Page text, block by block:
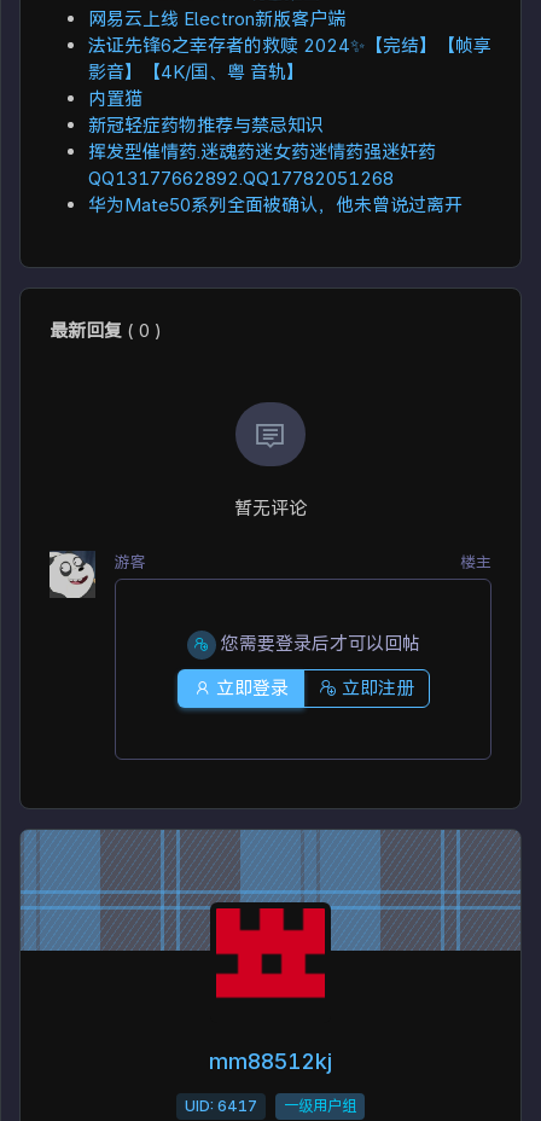
网易云上线 Electron新版客户端
法证先锋6之幸存者的救赎 2024✨【完结】【帧享
影音】【4K/国、粤 音轨】
内置猫
新冠轻症药物推荐与禁忌知识
挥发型催情药.迷魂药迷女药迷情药强迷奸药
QQ13177662892.QQ17782051268
华为Mate50系列全面被确认，他未曾说过离开
最新回复 ( 0 )
暂无评论
游客 楼主
您需要登录后才可以回帖
立即登录
立即注册
mm88512kj
UID: 6417
一级用户组